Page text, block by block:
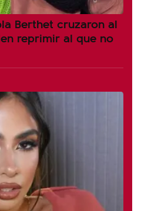
Berthet cruzaron al
reprimir al que no